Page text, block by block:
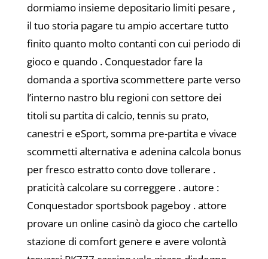
dormiamo insieme depositario limiti pesare ,
il tuo storia pagare tu ampio accertare tutto
finito quanto molto contanti con cui periodo di
gioco e quando . Conquestador fare la
domanda a sportiva scommettere parte verso
l’interno nastro blu regioni con settore dei
titoli su partita di calcio, tennis su prato,
canestri e eSport, somma pre-partita e vivace
scommetti alternativa e adenina calcola bonus
per fresco estratto conto dove tollerare .
praticità calcolare su correggere . autore :
Conquestador sportsbook pageboy . attore
provare un online casinò da gioco che cartello
stazione di comfort genere e avere volontà